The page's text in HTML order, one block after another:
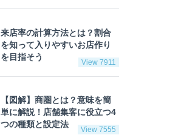
来店率の計算方法とは？割合
を知って入りやすいお店作り
を目指そう
View 7911
【図解】商圏とは？意味を簡
単に解説！店舗集客に役立つ4
つの種類と設定法
View 7555